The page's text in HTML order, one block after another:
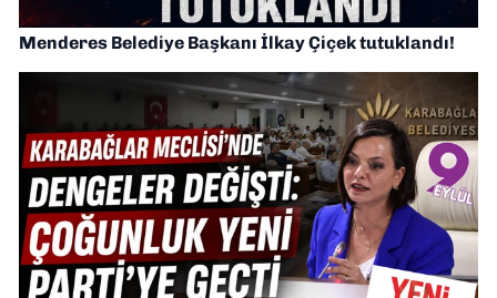
Menderes Belediye Başkanı İlkay Çiçek tutuklandı!